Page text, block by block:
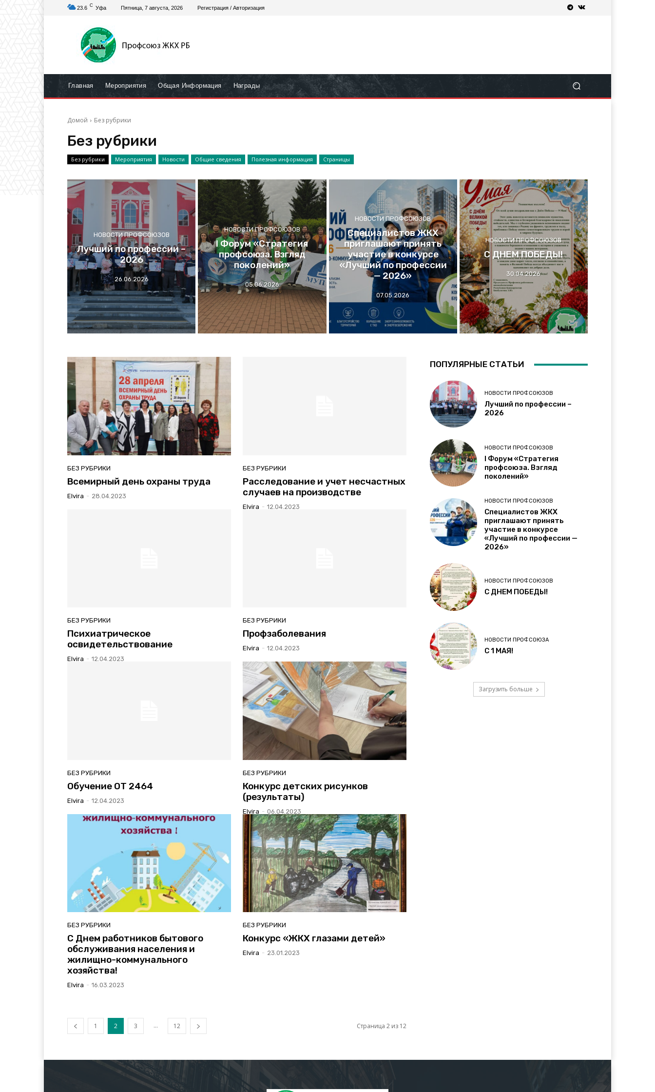
23.6 C Уфа Пятница, 7 августа, 2026 Регистрация / Авторизация
Главная Мероприятия Общая Информация Награды
Домой Без рубрики
Без рубрики
Без рубрики Мероприятия Новости Общие сведения Полезная информация Страницы
НОВОСТИ ПРОФСОЮЗОВ
Лучший по профессии –
2026
26.06.2026
НОВОСТИ ПРОФСОЮЗОВ
I Форум «Стратегия
профсоюза. Взгляд
поколений»
05.06.2026
НОВОСТИ ПРОФСОЮЗОВ
Специалистов ЖКХ
приглашают принять
участие в конкурсе
«Лучший по профессии
— 2026»
07.05.2026
НОВОСТИ ПРОФСОЮЗОВ
С ДНЕМ ПОБЕДЫ!
30.04.2026
БЕЗ РУБРИКИ
Всемирный день охраны труда
Elvira - 28.04.2023
БЕЗ РУБРИКИ
Расследование и учет несчастных
случаев на производстве
Elvira - 12.04.2023
БЕЗ РУБРИКИ
Психиатрическое
освидетельствование
Elvira - 12.04.2023
БЕЗ РУБРИКИ
Профзаболевания
Elvira - 12.04.2023
БЕЗ РУБРИКИ
Обучение ОТ 2464
Elvira - 12.04.2023
БЕЗ РУБРИКИ
Конкурс детских рисунков
(результаты)
Elvira - 06.04.2023
БЕЗ РУБРИКИ
C Днем работников бытового
обслуживания населения и
жилищно-коммунального
хозяйства!
Elvira - 16.03.2023
БЕЗ РУБРИКИ
Конкурс «ЖКХ глазами детей»
Elvira - 23.01.2023
1 2 3 ... 12 Страница 2 из 12
ПОПУЛЯРНЫЕ СТАТЬИ
НОВОСТИ ПРОФСОЮЗОВ
Лучший по профессии –
2026
НОВОСТИ ПРОФСОЮЗОВ
I Форум «Стратегия
профсоюза. Взгляд
поколений»
НОВОСТИ ПРОФСОЮЗОВ
Специалистов ЖКХ
приглашают принять
участие в конкурсе
«Лучший по профессии —
2026»
НОВОСТИ ПРОФСОЮЗОВ
С ДНЕМ ПОБЕДЫ!
НОВОСТИ ПРОФСОЮЗА
C 1 МАЯ!
Загрузить больше